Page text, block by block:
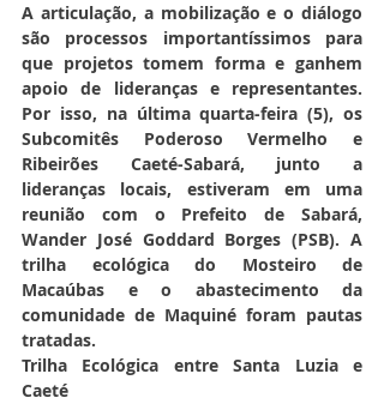
A articulação, a mobilização e o diálogo
são processos importantíssimos para
que projetos tomem forma e ganhem
apoio de lideranças e representantes.
Por isso, na última quarta-feira (5), os
Subcomitês Poderoso Vermelho e
Ribeirões Caeté-Sabará, junto a
lideranças locais, estiveram em uma
reunião com o Prefeito de Sabará,
Wander José Goddard Borges (PSB). A
trilha ecológica do Mosteiro de
Macaúbas e o abastecimento da
comunidade de Maquiné foram pautas
tratadas.
Trilha Ecológica entre Santa Luzia e
Caeté